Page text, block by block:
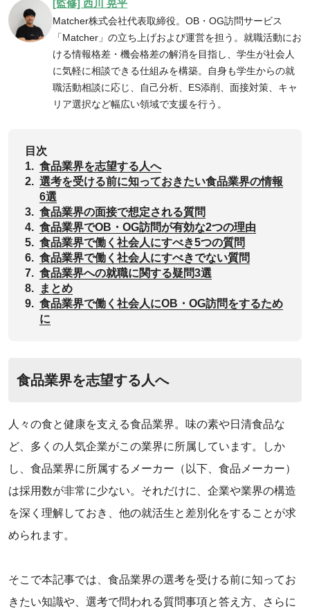
[監修] 西川 晃平
Matcher株式会社代表取締役。OB・OG訪問サービス
「Matcher」の立ち上げおよび運営を担う。就職活動にお
ける情報格差・機会格差の解消を目指し、学生が社会人
に気軽に相談できる仕組みを構築。自身も学生からの就
職活動相談に応じ、自己分析、ES添削、面接対策、キャ
リア選択など幅広い領域で支援を行う。
目次
1. 食品業界を志望する人へ
2. ‌‌‌選考を受ける前に知っておきたい食品業界の情報
6選
3. 食品業界の面接で想定される質問
4. ‌食品業界でOB・OG訪問が有効な2つの理由
5. ‌食品業界で働く社会人にすべき5つの質問
6. ‌食品業界で働く社会人にすべきでない質問
7. ‌食品業界への就職に関する疑問3選
8.
まとめ
9. 食品業界で働く社会人にOB・OG訪問をするため
に
食品業界を志望する人へ
人々の食と健康を支える食品業界。味の素や日清食品な
ど、多くの人気企業がこの業界に所属しています。しか
し、食品業界に所属するメーカー（以下、食品メーカー）
は採用数が非常に少ない。それだけに、企業や業界の構造
を深く理解しておき、他の就活生と差別化をすることが求
められます。
そこで本記事では、食品業界の選考を受ける前に知ってお
きたい知識や、選考で問われる質問事項と答え方、さらに